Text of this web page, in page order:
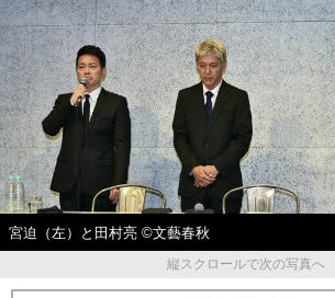
宮迫（左）と田村亮 ©文藝春秋
縦スクロールで次の写真へ